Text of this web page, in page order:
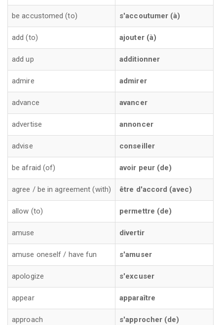
be accustomed (to) s'accoutumer (à)
add (to) ajouter (à)
add up additionner
admire admirer
advance avancer
advertise annoncer
advise conseiller
be afraid (of) avoir peur (de)
agree / be in agreement (with) être d'accord (avec)
allow (to) permettre (de)
amuse divertir
amuse oneself / have fun s'amuser
apologize s'excuser
appear apparaître
approach s'approcher (de)